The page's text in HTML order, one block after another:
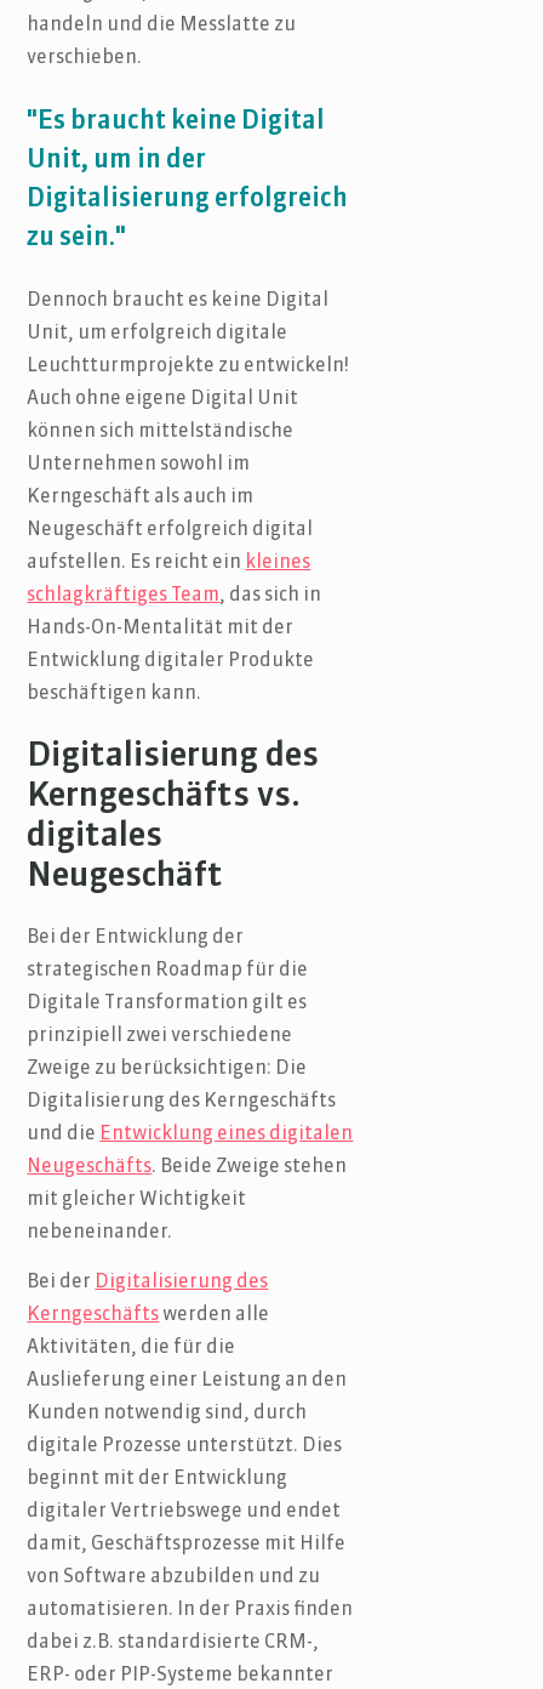
handeln und die Messlatte zu
verschieben.
"Es braucht keine Digital
Unit, um in der
Digitalisierung erfolgreich
zu sein."
Dennoch braucht es keine Digital
Unit, um erfolgreich digitale
Leuchtturmprojekte zu entwickeln!
Auch ohne eigene Digital Unit
können sich mittelständische
Unternehmen sowohl im
Kerngeschäft als auch im
Neugeschäft erfolgreich digital
aufstellen. Es reicht ein kleines
schlagkräftiges Team, das sich in
Hands-On-Mentalität mit der
Entwicklung digitaler Produkte
beschäftigen kann.
Digitalisierung des
Kerngeschäfts vs.
digitales
Neugeschäft
Bei der Entwicklung der
strategischen Roadmap für die
Digitale Transformation gilt es
prinzipiell zwei verschiedene
Zweige zu berücksichtigen: Die
Digitalisierung des Kerngeschäfts
und die Entwicklung eines digitalen
Neugeschäfts. Beide Zweige stehen
mit gleicher Wichtigkeit
nebeneinander.
Bei der Digitalisierung des
Kerngeschäftswerden alle
Aktivitäten, die für die
Auslieferung einer Leistung an den
Kunden notwendig sind, durch
digitale Prozesse unterstützt. Dies
beginnt mit der Entwicklung
digitaler Vertriebswege und endet
damit, Geschäftsprozesse mit Hilfe
von Software abzubilden und zu
automatisieren. In der Praxis finden
dabei z.B. standardisierte CRM-,
ERP- oder PIP-Systeme bekannter